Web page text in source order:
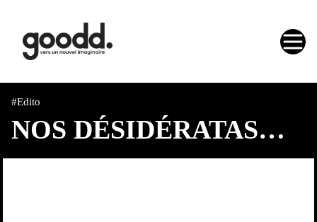
#Edito
NOS DÉSIDÉRATAS…